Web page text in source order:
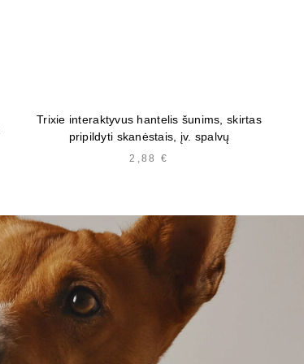
Trixie interaktyvus hantelis šunims, skirtas
pripildyti skanėstais, įv. spalvų
2,88€